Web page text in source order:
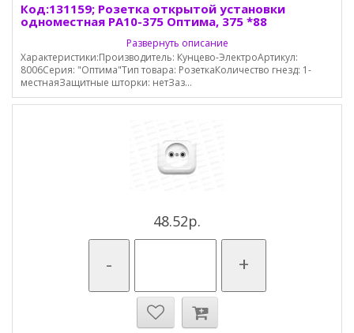
Код:131159; Розетка открытой установки
одноместная РА10-375 Оптима, 375 *88
Развернуть описание
Характеристики:Производитель: Кунцево-ЭлектроАртикул:
8006Серия: "Оптима"Тип товара: РозеткаКоличество гнезд: 1-
местнаяЗащитные шторки: нетЗаз...
48.52р.
- +